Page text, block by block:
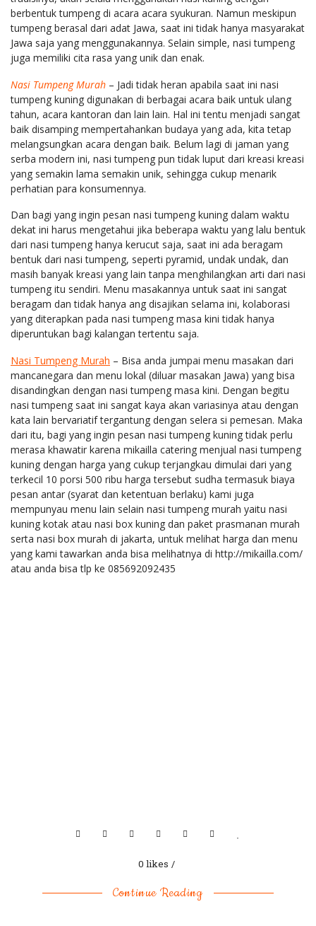
berbentuk tumpeng di acara acara syukuran. Namun meskipun
tumpeng berasal dari adat Jawa, saat ini tidak hanya masyarakat
Jawa saja yang menggunakannya. Selain simple, nasi tumpeng
juga memiliki cita rasa yang unik dan enak.
Nasi Tumpeng Murah – Jadi tidak heran apabila saat ini nasi
tumpeng kuning digunakan di berbagai acara baik untuk ulang
tahun, acara kantoran dan lain lain. Hal ini tentu menjadi sangat
baik disamping mempertahankan budaya yang ada, kita tetap
melangsungkan acara dengan baik. Belum lagi di jaman yang
serba modern ini, nasi tumpeng pun tidak luput dari kreasi kreasi
yang semakin lama semakin unik, sehingga cukup menarik
perhatian para konsumennya.
Dan bagi yang ingin pesan nasi tumpeng kuning dalam waktu
dekat ini harus mengetahui jika beberapa waktu yang lalu bentuk
dari nasi tumpeng hanya kerucut saja, saat ini ada beragam
bentuk dari nasi tumpeng, seperti pyramid, undak undak, dan
masih banyak kreasi yang lain tanpa menghilangkan arti dari nasi
tumpeng itu sendiri. Menu masakannya untuk saat ini sangat
beragam dan tidak hanya ang disajikan selama ini, kolaborasi
yang diterapkan pada nasi tumpeng masa kini tidak hanya
diperuntukan bagi kalangan tertentu saja.
Nasi Tumpeng Murah – Bisa anda jumpai menu masakan dari
mancanegara dan menu lokal (diluar masakan Jawa) yang bisa
disandingkan dengan nasi tumpeng masa kini. Dengan begitu
nasi tumpeng saat ini sangat kaya akan variasinya atau dengan
kata lain bervariatif tergantung dengan selera si pemesan. Maka
dari itu, bagi yang ingin pesan nasi tumpeng kuning tidak perlu
merasa khawatir karena mikailla catering menjual nasi tumpeng
kuning dengan harga yang cukup terjangkau dimulai dari yang
terkecil 10 porsi 500 ribu harga tersebut sudha termasuk biaya
pesan antar (syarat dan ketentuan berlaku) kami juga
mempunyau menu lain selain nasi tumpeng murah yaitu nasi
kuning kotak atau nasi box kuning dan paket prasmanan murah
serta nasi box murah di jakarta, untuk melihat harga dan menu
yang kami tawarkan anda bisa melihatnya di http://mikailla.com/
atau anda bisa tlp ke 085692092435
0 likes
Continue Reading